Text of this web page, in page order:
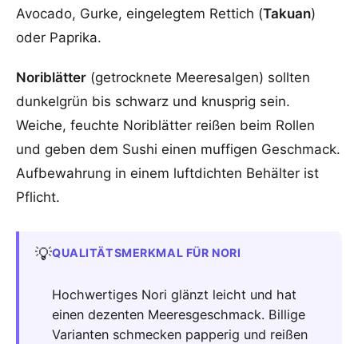
Avocado, Gurke, eingelegtem Rettich (Takuan)
oder Paprika.
Noriblätter (getrocknete Meeresalgen) sollten
dunkelgrün bis schwarz und knusprig sein.
Weiche, feuchte Noriblätter reißen beim Rollen
und geben dem Sushi einen muffigen Geschmack.
Aufbewahrung in einem luftdichten Behälter ist
Pflicht.
💡QUALITÄTSMERKMAL FÜR NORI
Hochwertiges Nori glänzt leicht und hat
einen dezenten Meeresgeschmack. Billige
Varianten schmecken papperig und reißen